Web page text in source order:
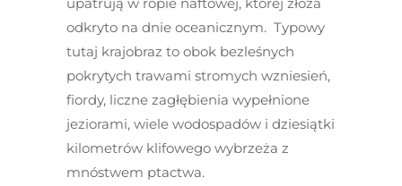
odkryto na dnie oceanicznym. Typowy
tutaj krajobraz to obok bezleśnych
pokrytych trawami stromych wzniesień,
fiordy, liczne zagłębienia wypełnione
jeziorami, wiele wodospadów i dziesiątki
kilometrów klifowego wybrzeża z
mnóstwem ptactwa.